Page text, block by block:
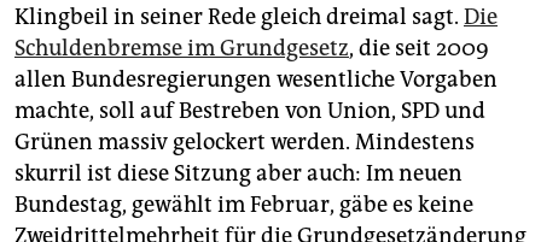
Klingbeil in seiner Rede gleich dreimal sagt. Die
Schuldenbremse im Grundgesetz, die seit 2009
allen Bundesregierungen wesentliche Vorgaben
machte, soll auf Bestreben von Union, SPD und
Grünen massiv gelockert werden. Mindestens
skurril ist diese Sitzung aber auch: Im neuen
Bundestag, gewählt im Februar, gäbe es keine
Zweidrittelmehrheit für die Grundgesetzänderung